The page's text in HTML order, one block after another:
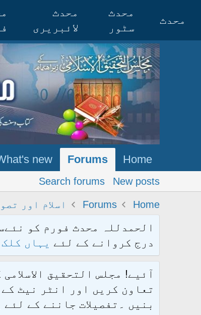
محدث
محدث
سٹور
محدث
لائبریری
Home
Forums
new
New posts
Search forums
Home
Forums اسلام اور
درج کروانے کے لئے یہاں
آئیے! مجلس التحقیق
تعاون کریں اور انٹر نیٹ
بنیں ۔تفصیلات جاننے کے لئے